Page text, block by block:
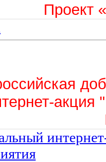
Проект
акция